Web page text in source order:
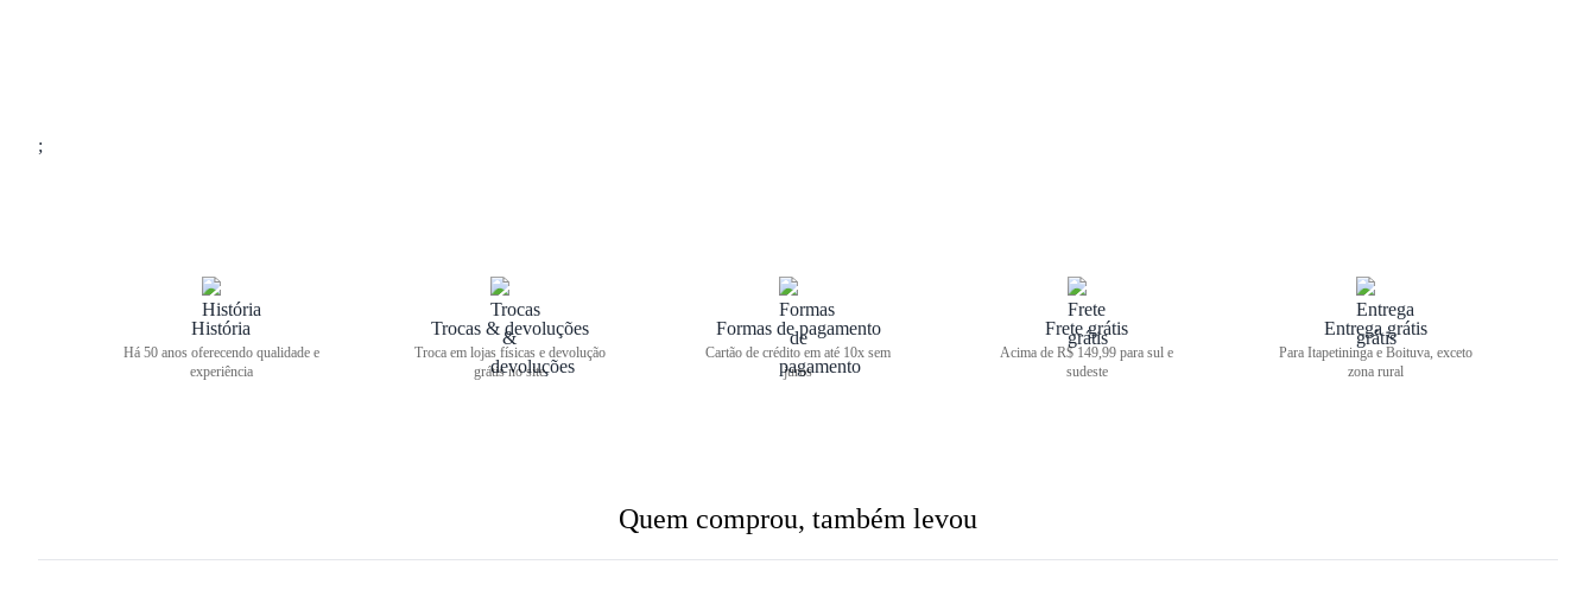
;
História
Há 50 anos oferecendo qualidade e
experiência
Trocas & devoluções
Troca em lojas físicas e devolução
grátis no site
Formas de pagamento
Cartão de crédito em até 10x sem
juros
Frete grátis
Acima de R$ 149,99 para sul e
sudeste
Entrega grátis
Para Itapetininga e Boituva, exceto
zona rural
Quem comprou, também levou